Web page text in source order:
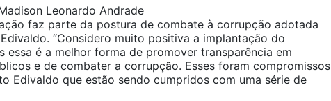
Leonardo Andrade
faz parte da postura de combate à corrupção adotada
“Considero muito positiva a implantação do
essa é a melhor forma de promover transparência em
e de combater a corrupção. Esses foram compromissos
Edivaldo que estão sendo cumpridos com uma série de